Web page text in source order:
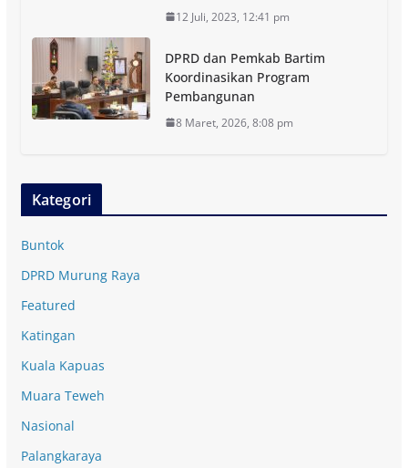
12 Juli, 2023, 12:41 pm
DPRD dan Pemkab Bartim
Koordinasikan Program
Pembangunan
8 Maret, 2026, 8:08 pm
Kategori
Buntok
DPRD Murung Raya
Featured
Katingan
Kuala Kapuas
Muara Teweh
Nasional
Palangkaraya